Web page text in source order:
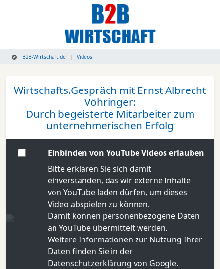
B2B-Wirtschaft.de Videos
Wirtschafts.Gespräch mit Ernst Albrecht
Vöhringer:
Durch begeisterte Mitarbeiter zum
unternehmerischen Erfolg
Einbinden von YouTube Videos erlauben
Bitte erklären Sie sich damit
einverstanden, das wir externe Inhalte
von YouTube laden dürfen, um dieses
Video abspielen zu können.
Damit können personenbezogene Daten
an YouTube übermittelt werden.
Weitere Informationen zur Nutzung Ihrer
Daten finden Sie in der
Datenschutzerklärung von Google.